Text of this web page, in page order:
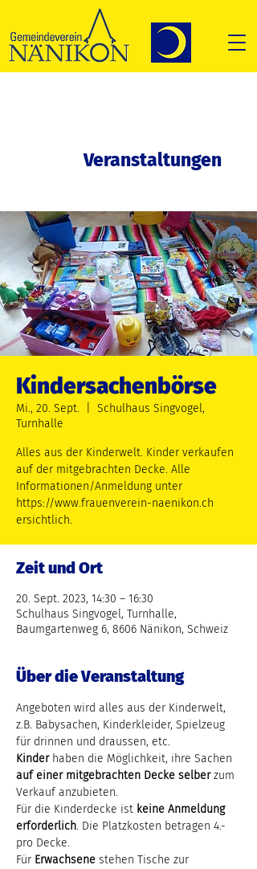
Veranstaltungen
Kindersachenbörse
Mi., 20. Sept.
Schulhaus Singvogel,
Turnhalle
Alles aus der Kinderwelt. Kinder verkaufen
auf der mitgebrachten Decke. Alle
Informationen/Anmeldung unter
https://www.frauenverein-naenikon.ch
ersichtlich.
Zeit und Ort
20. Sept. 2023, 14:30 – 16:30
Schulhaus Singvogel, Turnhalle,
Baumgartenweg 6, 8606 Nänikon, Schweiz
Über die Veranstaltung
Angeboten wird alles aus der Kinderwelt,
z.B. Babysachen, Kinderkleider, Spielzeug
für drinnen und draussen, etc.
Kinder haben die Möglichkeit, ihre Sachen
auf einer mitgebrachten Decke selber zum
Verkauf anzubieten.
Für die Kinderdecke ist keine Anmeldung
erforderlich. Die Platzkosten betragen 4.-
pro Decke.
Für Erwachsene stehen Tische zur